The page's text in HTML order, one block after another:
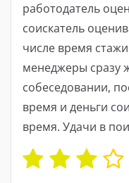
работодатель
соискатель
числе время
менеджеры сразу
собеседовании,
время и деньги
время. Удачи в